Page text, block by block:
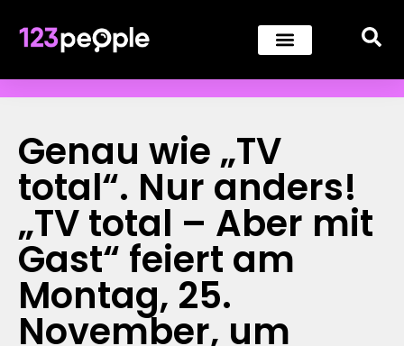
Genau wie „TV
total“. Nur anders!
„TV total – Aber mit
Gast“ feiert am
Montag, 25.
November, um